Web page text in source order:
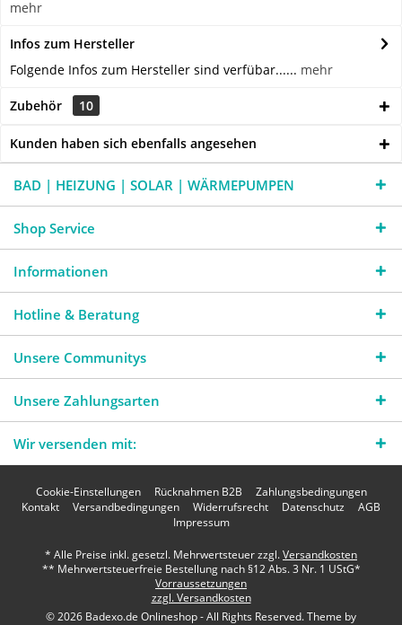
mehr
Infos zum Hersteller
Folgende Infos zum Hersteller sind verfübar...... mehr
Zubehör 10
Kunden haben sich ebenfalls angesehen
BAD | HEIZUNG | SOLAR | WÄRMEPUMPEN
Shop Service
Informationen
Hotline & Beratung
Unsere Communitys
Unsere Zahlungsarten
Wir versenden mit:
Cookie-Einstellungen Rücknahmen B2B
Zahlungsbedingungen
Kontakt
Versandbedingungen Widerrufsrecht Datenschutz
AGB
Impressum
* Alle Preise inkl. gesetzl. Mehrwertsteuer zzgl.Versandkosten
** Mehrwertsteuerfreie Bestellung nach §12 Abs. 3 Nr. 1 UStG*
Vorraussetzungen
zzgl. Versandkosten
© 2026 Badexo.de Onlineshop - All Rights Reserved. Theme by